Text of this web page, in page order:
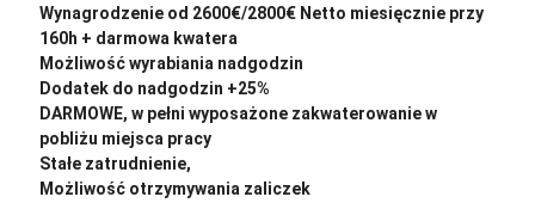
Wynagrodzenie od 2600€/2800€ Netto miesięcznie przy
160h + darmowa kwatera
Możliwość wyrabiania nadgodzin
Dodatek do nadgodzin +25%
DARMOWE, w pełni wyposażone zakwaterowanie w
pobliżu miejsca pracy
Stałe zatrudnienie,
Możliwość otrzymywania zaliczek